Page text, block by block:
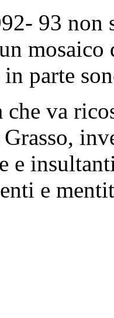
93 non
parte
che va
e
e